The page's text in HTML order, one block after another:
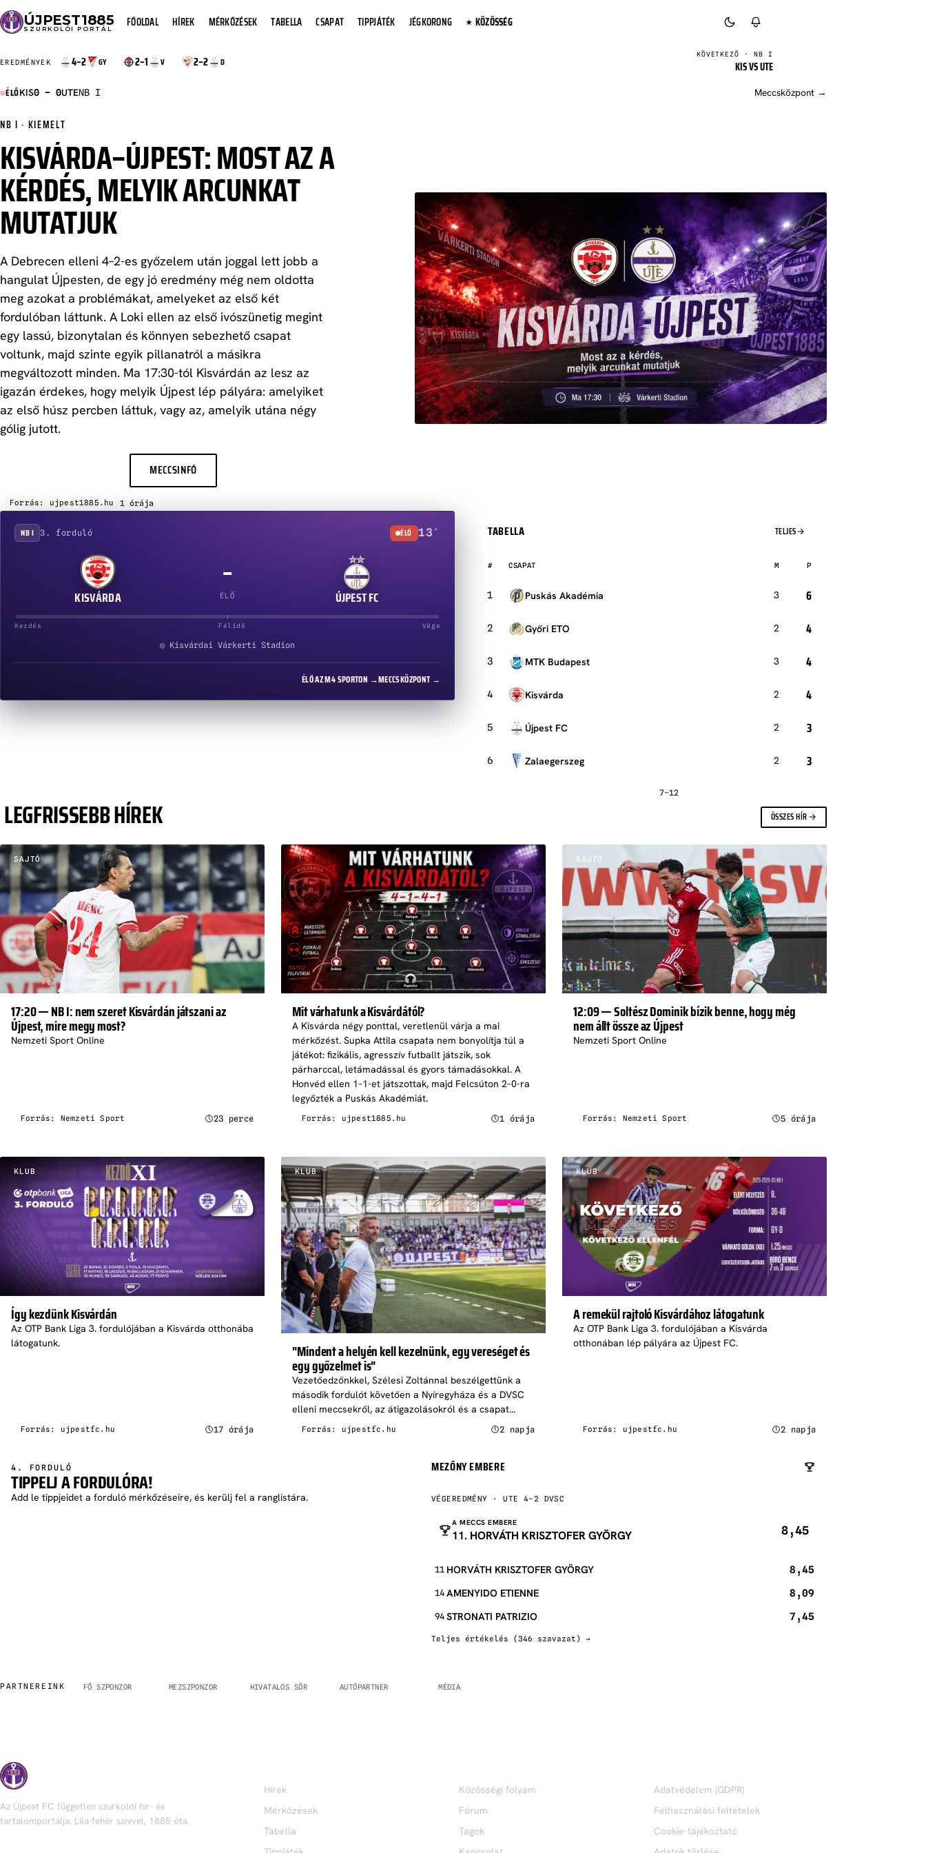
ÚJPEST1885
SZURKOLÓI PORTÁL FŐOLDAL HÍREK MÉRKŐZÉSEK TABELLA CSAPAT TIPPJÁTÉK JÉGKORONG KÖZÖSSÉG
EREDMÉNYEK 4–2 GY 2–1 V 2–2 D
KÖVETKEZŐ · NB I
KIS VS UTE
ÉLŐKIS0 – 0UTENB I Meccsközpont →
NB I · KIEMELT
KISVÁRDA–ÚJPEST: MOST AZ A
KÉRDÉS, MELYIK ARCUNKAT
MUTATJUK
A Debrecen elleni 4–2-es győzelem után joggal lett jobb a
hangulat Újpesten, de egy jó eredmény még nem oldotta
meg azokat a problémákat, amelyeket az első két
fordulóban láttunk. A Loki ellen az első ivószünetig megint
egy lassú, bizonytalan és könnyen sebezhető csapat
voltunk, majd szinte egyik pillanatról a másikra
megváltozott minden. Ma 17:30-tól Kisvárdán az lesz az
igazán érdekes, hogy melyik Újpest lép pályára: amelyiket
az első húsz percben láttuk, vagy az, amelyik utána négy
gólig jutott.
MECCSINFÓ
Forrás: ujpest1885.hu 1 órája
NB I
Következő mérkőzés és tabella
NB I 3. forduló ÉLŐ 13′
KISVÁRDA
–
ÉLŐ ÚJPEST FC
Kezdés Félidő Vége
◎ Kisvárdai Várkerti Stadion
ÉLŐ AZ M4 SPORTON →MECCSKÖZPONT →
TABELLA TELJES
NB I tabella
# CSAPAT M P
1 Puskás Akadémia 3 6
2 Győri ETO 2 4
3 MTK Budapest 3 4
4 Kisvárda 2 4
5 Újpest FC 2 3
6 Zalaegerszeg 2 3
7–12
LEGFRISSEBB HÍREK ÖSSZES HÍR
SAJTÓ
17:20 — NB I: nem szeret Kisvárdán játszani az
Újpest, mire megy most?
Nemzeti Sport Online
Forrás: Nemzeti Sport 23 perce
NB I
Mit várhatunk a Kisvárdától?
A Kisvárda négy ponttal, veretlenül várja a mai
mérkőzést. Supka Attila csapata nem bonyolítja túl a
játékot: fizikális, agresszív futballt játszik, sok
párharccal, letámadással és gyors támadásokkal. A
Honvéd ellen 1–1-et játszottak, majd Felcsúton 2–0-ra
legyőzték a Puskás Akadémiát.
Forrás: ujpest1885.hu 1 órája
SAJTÓ
12:09 — Soltész Dominik bízik benne, hogy még
nem állt össze az Újpest
Nemzeti Sport Online
Forrás: Nemzeti Sport 5 órája
KLUB
Így kezdünk Kisvárdán
Az OTP Bank Liga 3. fordulójában a Kisvárda otthonába
látogatunk.
Forrás: ujpestfc.hu 17 órája
KLUB
"Mindent a helyén kell kezelnünk, egy vereséget és
egy győzelmet is"
Vezetőedzőnkkel, Szélesi Zoltánnal beszélgettünk a
második fordulót követően a Nyíregyháza és a DVSC
elleni meccsekről, az átigazolásokról és a csapat...
Forrás: ujpestfc.hu 2 napja
KLUB
A remekül rajtoló Kisvárdához látogatunk
Az OTP Bank Liga 3. fordulójában a Kisvárda
otthonában lép pályára az Újpest FC.
Forrás: ujpestfc.hu 2 napja
4. FORDULÓ
TIPPELJ A FORDULÓRA!
Add le tippjeidet a forduló mérkőzéseire, és kerülj fel a ranglistára.
MEZŐNY EMBERE
VÉGEREDMÉNY · UTE 4–2 DVSC
A MECCS EMBERE
11. HORVÁTH KRISZTOFER GYÖRGY 8,45
11 HORVÁTH KRISZTOFER GYÖRGY 8,45
14 AMENYIDO ETIENNE 8,09
94 STRONATI PATRIZIO 7,45
Teljes értékelés (346 szavazat) →
PARTNEREINK
Az Újpest FC független szurkolói hír- és
tartalomportálja. Lila-fehér szívvel, 1885 óta.
Hírek
Mérkőzések
Tabella
Közösségi folyam
Fórum
Tagok
Adatvédelem (GDPR)
Felhasználási feltételek
Cookie-tájékoztató